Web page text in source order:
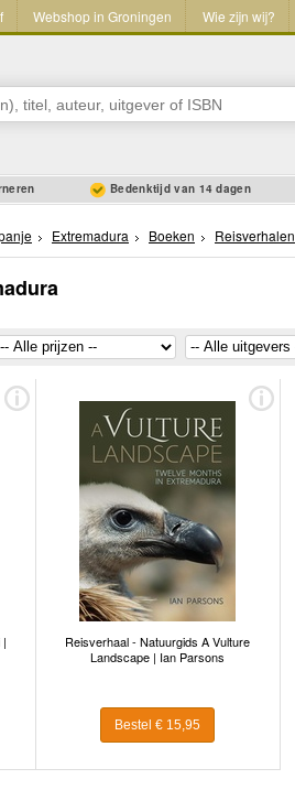
Webshop in Groningen Wie zijn wij?
Bedenktijd van 14 dagen
Extremadura Boeken Reisverhalen
|
Reisverhaal - Natuurgids A Vulture
Landscape | Ian Parsons
Bestel € 15,95